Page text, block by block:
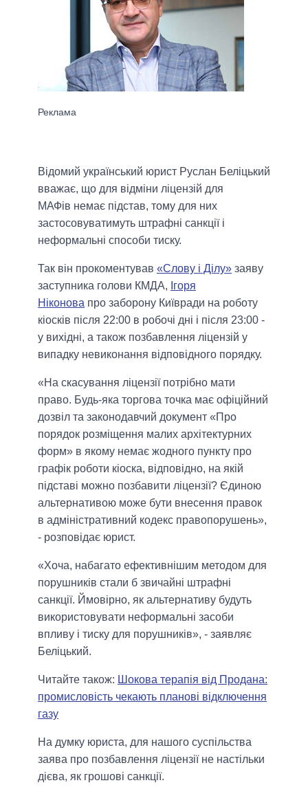
Відомий український юрист Руслан Беліцький
вважає, що для відміни ліцензій для
МАФів немає підстав, тому для них
застосовуватимуть штрафні санкції і
неформальні способи тиску.
Так він прокоментував «Слову і Ділу» заяву
заступника голови КМДА, Ігоря
Ніконова про заборону Київради на роботу
кіосків після 22:00 в робочі дні і після 23:00 -
у вихідні, а також позбавлення ліцензій у
випадку невиконання відповідного порядку.
«На скасування ліцензії потрібно мати
право. Будь-яка торгова точка має офіційний
дозвіл та законодавчий документ «Про
порядок розміщення малих архітектурних
форм» в якому немає жодного пункту про
графік роботи кіоска, відповідно, на якій
підставі можно позбавити ліцензії? Єдиною
альтернативою може бути внесення правок
в адміністративний кодекс правопорушень»,
- розповідає юрист.
«Хоча, набагато ефективнішим методом для
порушників стали б звичайні штрафні
санкції. Ймовірно, як альтернативу будуть
використовувати неформальні засоби
впливу і тиску для порушників», - заявляє
Беліцький.
Читайте також: Шокова терапія від Продана:
промисловість чекають планові відключення
газу
На думку юриста, для нашого суспільства
заява про позбавлення ліцензії не настільки
дієва, як грошові санкції.